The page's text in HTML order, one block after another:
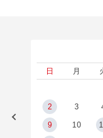
日 月
2 3
9 10